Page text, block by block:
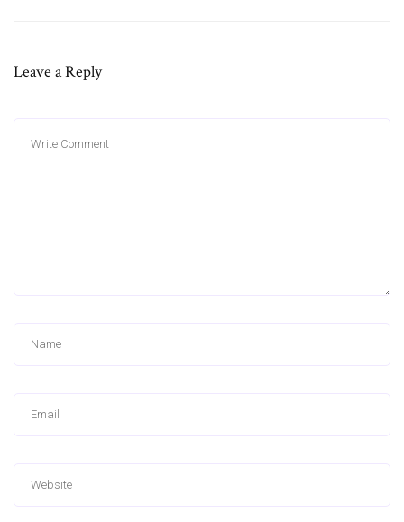
Leave a Reply